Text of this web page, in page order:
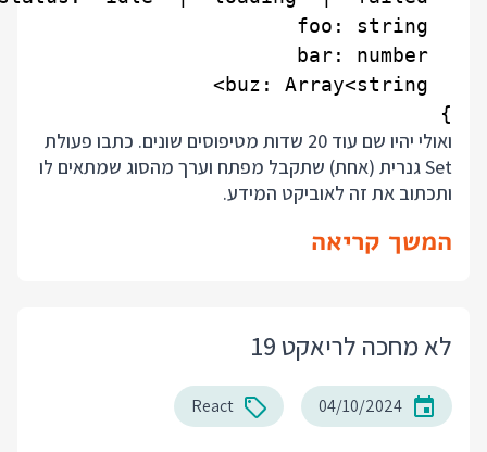
}
ואולי יהיו שם עוד 20 שדות מטיפוסים שונים. כתבו פעולת
Set גנרית (אחת) שתקבל מפתח וערך מהסוג שמתאים לו
ותכתוב את זה לאוביקט המידע.
המשך קריאה
לא מחכה לריאקט 19
04/10/2024
React